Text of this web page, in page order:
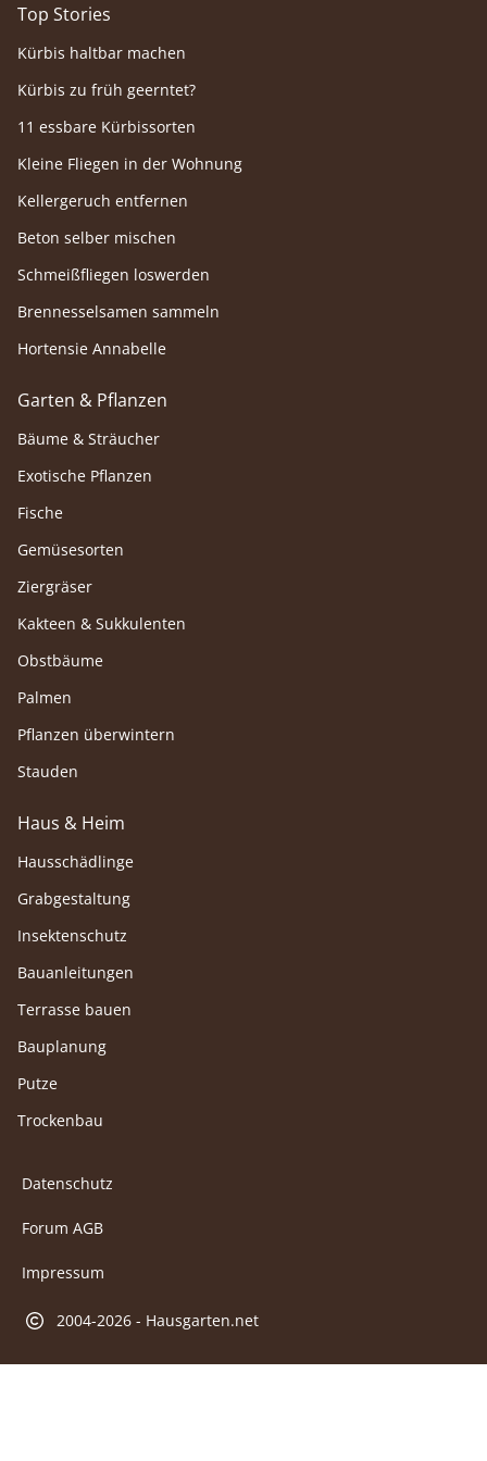
Top Stories
Kürbis haltbar machen
Kürbis zu früh geerntet?
11 essbare Kürbissorten
Kleine Fliegen in der Wohnung
Kellergeruch entfernen
Beton selber mischen
Schmeißfliegen loswerden
Brennesselsamen sammeln
Hortensie Annabelle
Garten & Pflanzen
Bäume & Sträucher
Exotische Pflanzen
Fische
Gemüsesorten
Ziergräser
Kakteen & Sukkulenten
Obstbäume
Palmen
Pflanzen überwintern
Stauden
Haus & Heim
Hausschädlinge
Grabgestaltung
Insektenschutz
Bauanleitungen
Terrasse bauen
Bauplanung
Putze
Trockenbau
Datenschutz
Forum AGB
Impressum
2004-2026 - Hausgarten.net